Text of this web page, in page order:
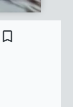
bookmark_border